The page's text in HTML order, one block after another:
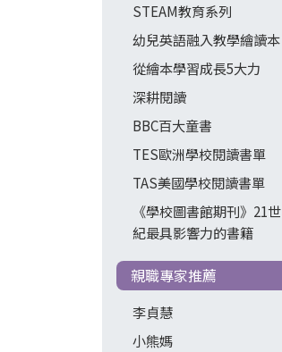
STEAM教育系列
幼兒英語融入教學繪讀本
從繪本學習成長5大力
深耕閱讀
BBC百大童書
TES歐洲學校閱讀書單
TAS美國學校閱讀書單
《學校圖書館期刊》21世
紀最具影響力的書籍
親職專家推薦
李貞慧
小熊媽